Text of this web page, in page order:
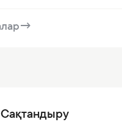
→
Сақтандыру